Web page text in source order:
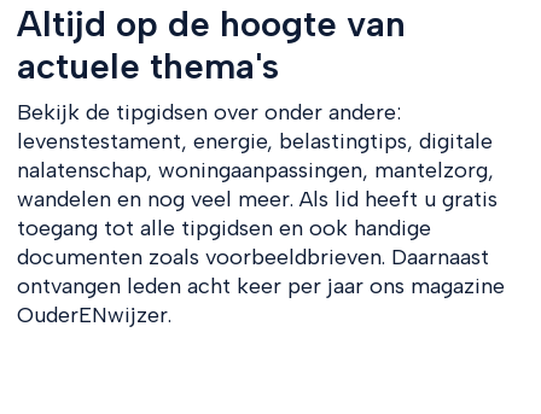
Altijd op de hoogte van
actuele thema's
Bekijk de tipgidsen over onder andere:
levenstestament, energie, belastingtips, digitale
nalatenschap, woningaanpassingen, mantelzorg,
wandelen en nog veel meer. Als lid heeft u gratis
toegang tot alle tipgidsen en ook handige
documenten zoals voorbeeldbrieven. Daarnaast
ontvangen leden acht keer per jaar ons magazine
OuderENwijzer.